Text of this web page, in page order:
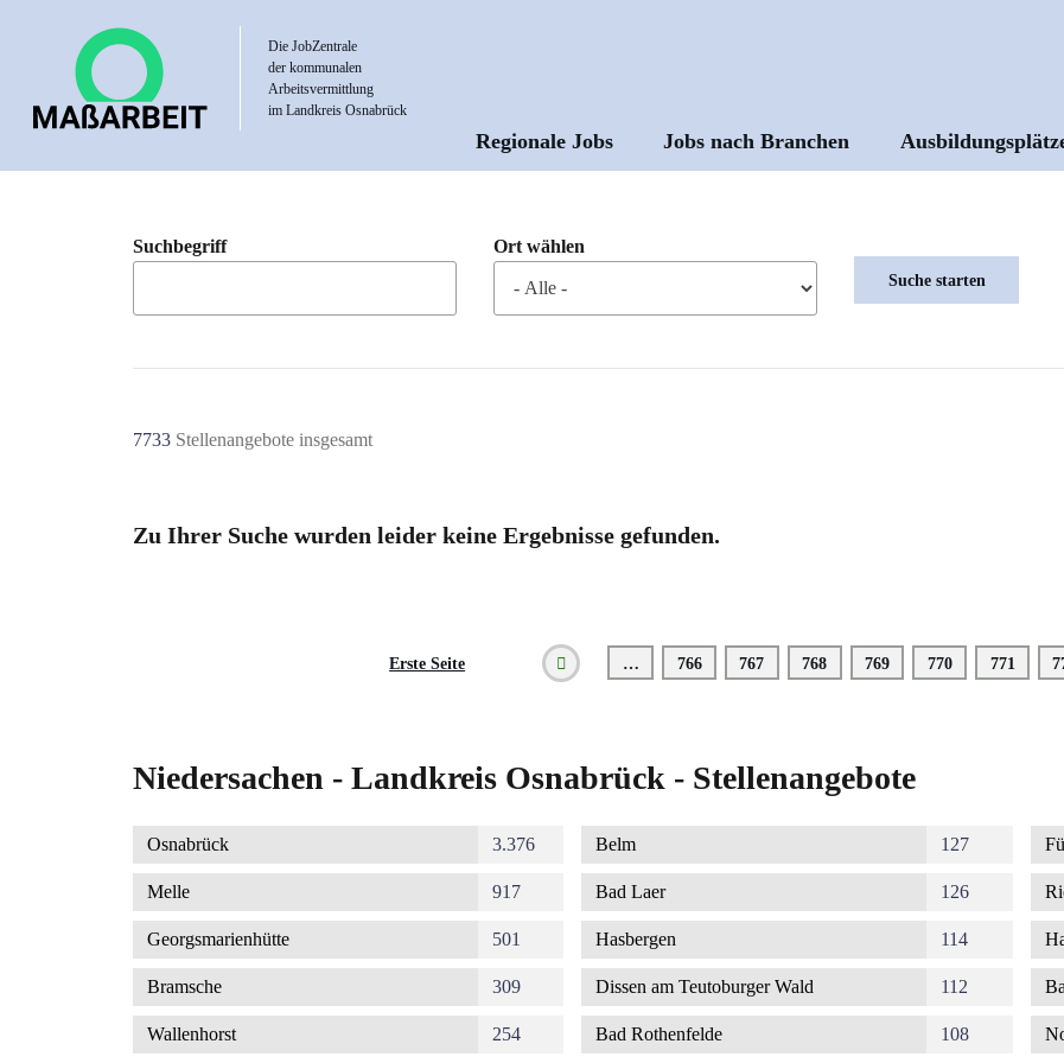
Die JobZentrale
der kommunalen
Arbeitsvermittlung
im Landkreis Osnabrück
Hauptnavigation
Regionale Jobs Jobs nach Branchen
Suchbegriff Ort wählen
7733 Stellenangebote insgesamt
Zu Ihrer Suche wurden leider keine Ergebnisse gefunden.
SeitennummerierungErste
Erste Seite
Vorherige
Seite
… Seite
766 Seite
767 Seite
768 Seite
769 Seite
770 Seite
771
Niedersachen - Landkreis Osnabrück - Stellenangebote
Osnabrück 3.376
Melle 917
Georgsmarienhütte 501
Bramsche 309
Wallenhorst 254
Belm 127
Bad Laer 126
Hasbergen 114
Dissen am Teutoburger Wald 112
Bad Rothenfelde 108